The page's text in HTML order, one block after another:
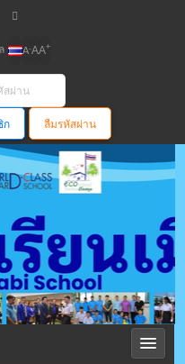
A-AA+
ก ลืมรหัสผ่าน
เมือง
พม